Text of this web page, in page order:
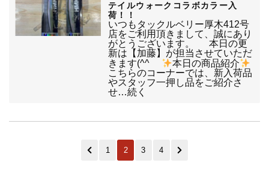
テイルウォークコラボカラー入
荷！！
いつもタックルベリー厚木412号
店をご利用頂きまして、誠にあり
がとうございます。 本日の更
新は【加藤】が担当させていただ
きます(^^ゞ
本日の商品紹介
こちらのコーナーでは、新入荷品
やスタッフ一押し品をご紹介さ
せ…続く
1 2 3 4